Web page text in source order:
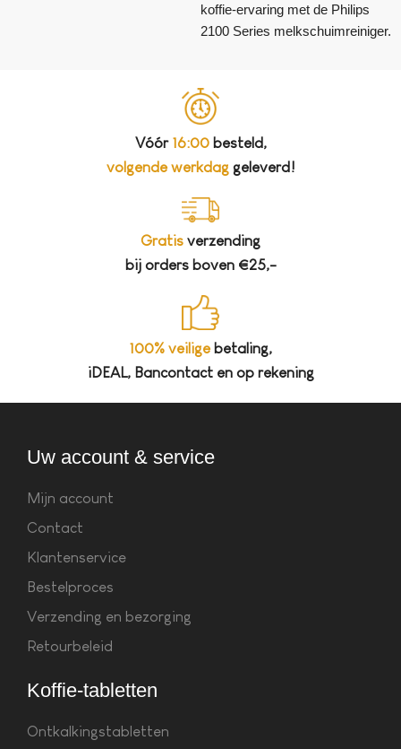
koffie-ervaring met de Philips
2100 Series melkschuimreiniger.
Vóór 16:00besteld,
volgende werkdaggeleverd!
Gratis verzending
bij orders boven €25,-
100% veiligebetaling,
iDEAL, Bancontact en op rekening
Uw account & service
Mijn account
Contact
Klantenservice
Bestelproces
Verzending en bezorging
Retourbeleid
Koffie-tabletten
Ontkalkingstabletten